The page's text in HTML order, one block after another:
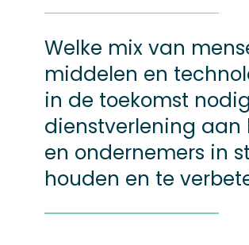
Welke mix van
middelen en
in de toekomst
dienstverlening aan
en ondernemers in
houden en te